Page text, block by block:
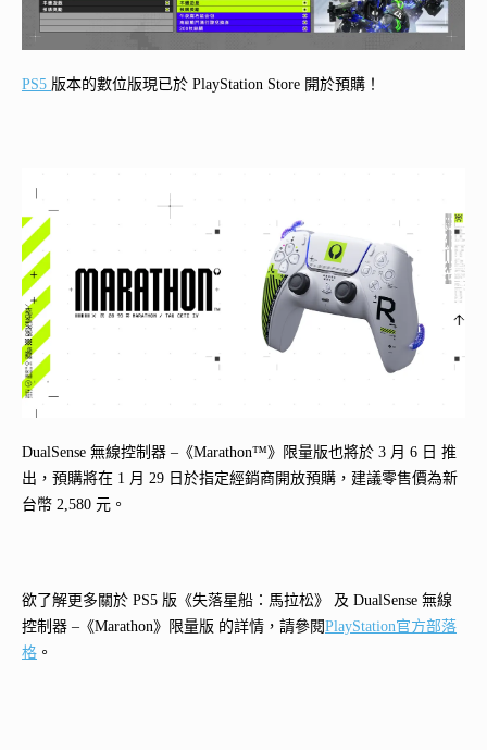
PS5 版本的數位版現已於 PlayStation Store 開於預購！
DualSense 無線控制器 –《Marathon™》限量版也將於 3 月 6 日 推
出，預購將在 1 月 29 日於指定經銷商開放預購，建議零售價為新
台幣 2,580 元。
欲了解更多關於 PS5 版《失落星船：馬拉松》 及 DualSense 無線
控制器 –《Marathon》限量版 的詳情，請參閱PlayStation官方部落
格 。